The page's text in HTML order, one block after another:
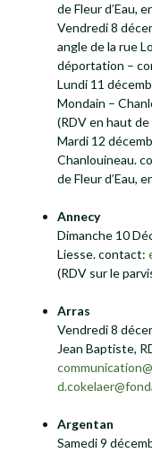
de Fleur d’Eau,
Vendredi 8
angle de la rue
déportation –
Lundi 11
Mondain –
(RDV en haut
Mardi 12
Chanlouineau.
de Fleur d’Eau,
Annecy
Dimanche 10
Liesse. contact:
(RDV sur le
Arras
Vendredi 8
Jean Baptiste,
Argentan
Samedi 9